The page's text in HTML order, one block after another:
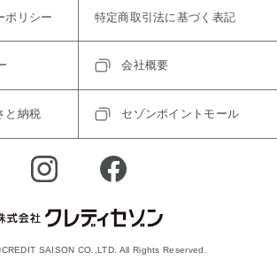
ポリシー 特定商取引法に基づく表記
会社概要
と納税 セゾンポイントモール
SAISON CO.,LTD. All Rights Reserved.